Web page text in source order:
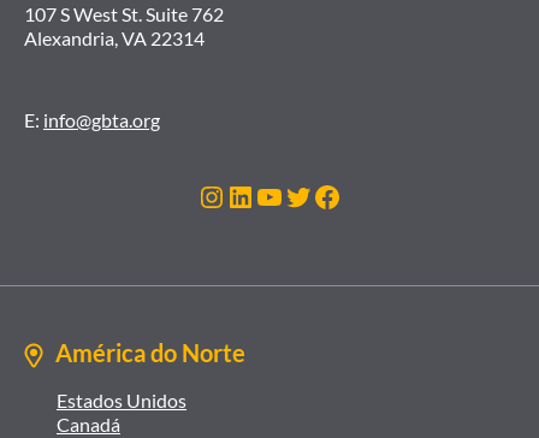
107 S West St. Suite 762
Alexandria, VA 22314
E: info@gbta.org
Instagram
LinkedIn
Youtube
Twitter
Facebook
América do Norte
Estados Unidos
Canadá